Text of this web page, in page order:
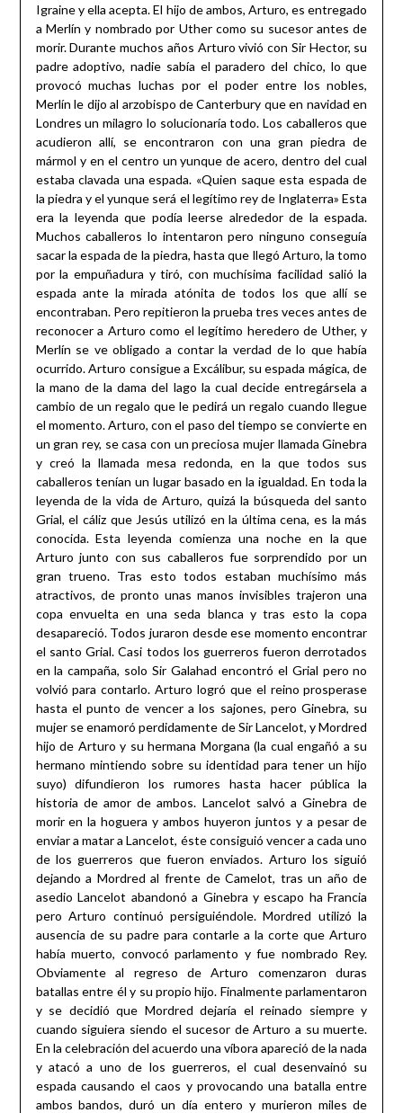
Igraine y ella acepta. El hijo de ambos, Arturo, es entregado
a Merlín y nombrado por Uther como su sucesor antes de
morir. Durante muchos años Arturo vivió con Sir Hector, su
padre adoptivo, nadie sabía el paradero del chico, lo que
provocó muchas luchas por el poder entre los nobles,
Merlín le dijo al arzobispo de Canterbury que en navidad en
Londres un milagro lo solucionaría todo. Los caballeros que
acudieron allí, se encontraron con una gran piedra de
mármol y en el centro un yunque de acero, dentro del cual
estaba clavada una espada. «Quien saque esta espada de
la piedra y el yunque será el legítimo rey de Inglaterra» Esta
era la leyenda que podía leerse alrededor de la espada.
Muchos caballeros lo intentaron pero ninguno conseguía
sacar la espada de la piedra, hasta que llegó Arturo, la tomo
por la empuñadura y tiró, con muchísima facilidad salió la
espada ante la mirada atónita de todos los que allí se
encontraban. Pero repitieron la prueba tres veces antes de
reconocer a Arturo como el legítimo heredero de Uther, y
Merlín se ve obligado a contar la verdad de lo que había
ocurrido. Arturo consigue a Excálibur, su espada mágica, de
la mano de la dama del lago la cual decide entregársela a
cambio de un regalo que le pedirá un regalo cuando llegue
el momento. Arturo, con el paso del tiempo se convierte en
un gran rey, se casa con un preciosa mujer llamada Ginebra
y creó la llamada mesa redonda, en la que todos sus
caballeros tenían un lugar basado en la igualdad. En toda la
leyenda de la vida de Arturo, quizá la búsqueda del santo
Grial, el cáliz que Jesús utilizó en la última cena, es la más
conocida. Esta leyenda comienza una noche en la que
Arturo junto con sus caballeros fue sorprendido por un
gran trueno. Tras esto todos estaban muchísimo más
atractivos, de pronto unas manos invisibles trajeron una
copa envuelta en una seda blanca y tras esto la copa
desapareció. Todos juraron desde ese momento encontrar
el santo Grial. Casi todos los guerreros fueron derrotados
en la campaña, solo Sir Galahad encontró el Grial pero no
volvió para contarlo. Arturo logró que el reino prosperase
hasta el punto de vencer a los sajones, pero Ginebra, su
mujer se enamoró perdidamente de Sir Lancelot, y Mordred
hijo de Arturo y su hermana Morgana (la cual engañó a su
hermano mintiendo sobre su identidad para tener un hijo
suyo) difundieron los rumores hasta hacer pública la
historia de amor de ambos. Lancelot salvó a Ginebra de
morir en la hoguera y ambos huyeron juntos y a pesar de
enviar a matar a Lancelot, éste consiguió vencer a cada uno
de los guerreros que fueron enviados. Arturo los siguió
dejando a Mordred al frente de Camelot, tras un año de
asedio Lancelot abandonó a Ginebra y escapo ha Francia
pero Arturo continuó persiguiéndole. Mordred utilizó la
ausencia de su padre para contarle a la corte que Arturo
había muerto, convocó parlamento y fue nombrado Rey.
Obviamente al regreso de Arturo comenzaron duras
batallas entre él y su propio hijo. Finalmente parlamentaron
y se decidió que Mordred dejaría el reinado siempre y
cuando siguiera siendo el sucesor de Arturo a su muerte.
En la celebración del acuerdo una víbora apareció de la nada
y atacó a uno de los guerreros, el cual desenvainó su
espada causando el caos y provocando una batalla entre
ambos bandos, duró un día entero y murieron miles de